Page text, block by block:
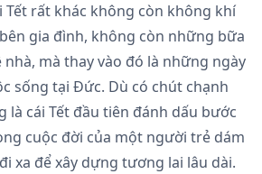
Tết rất khác không còn không khí
gia đình, không còn những bữa
mà thay vào đó là những ngày
sống tại Đức. Dù có chút chạnh
là cái Tết đầu tiên đánh dấu bước
cuộc đời của một người trẻ dám
xa để xây dựng tương lai lâu dài.